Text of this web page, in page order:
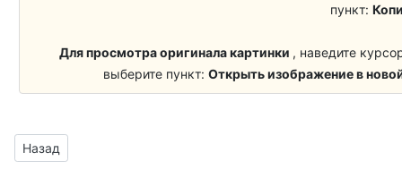
пункт:
Для просмотра оригинала картинки , наведите
выберите пункт: Открыть изображение в
Предыдущий материал: надпись с поздравлением ко дню
Назад